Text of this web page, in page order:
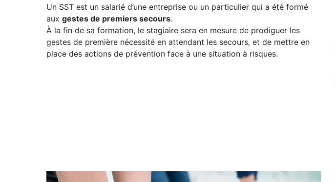
Un SST est un salarié d’une entreprise ou un particulier qui a été formé
aux gestes de premiers secours.
À la fin de sa formation, le stagiaire sera en mesure de prodiguer les
gestes de première nécessité en attendant les secours, et de mettre en
place des actions de prévention face à une situation à risques.